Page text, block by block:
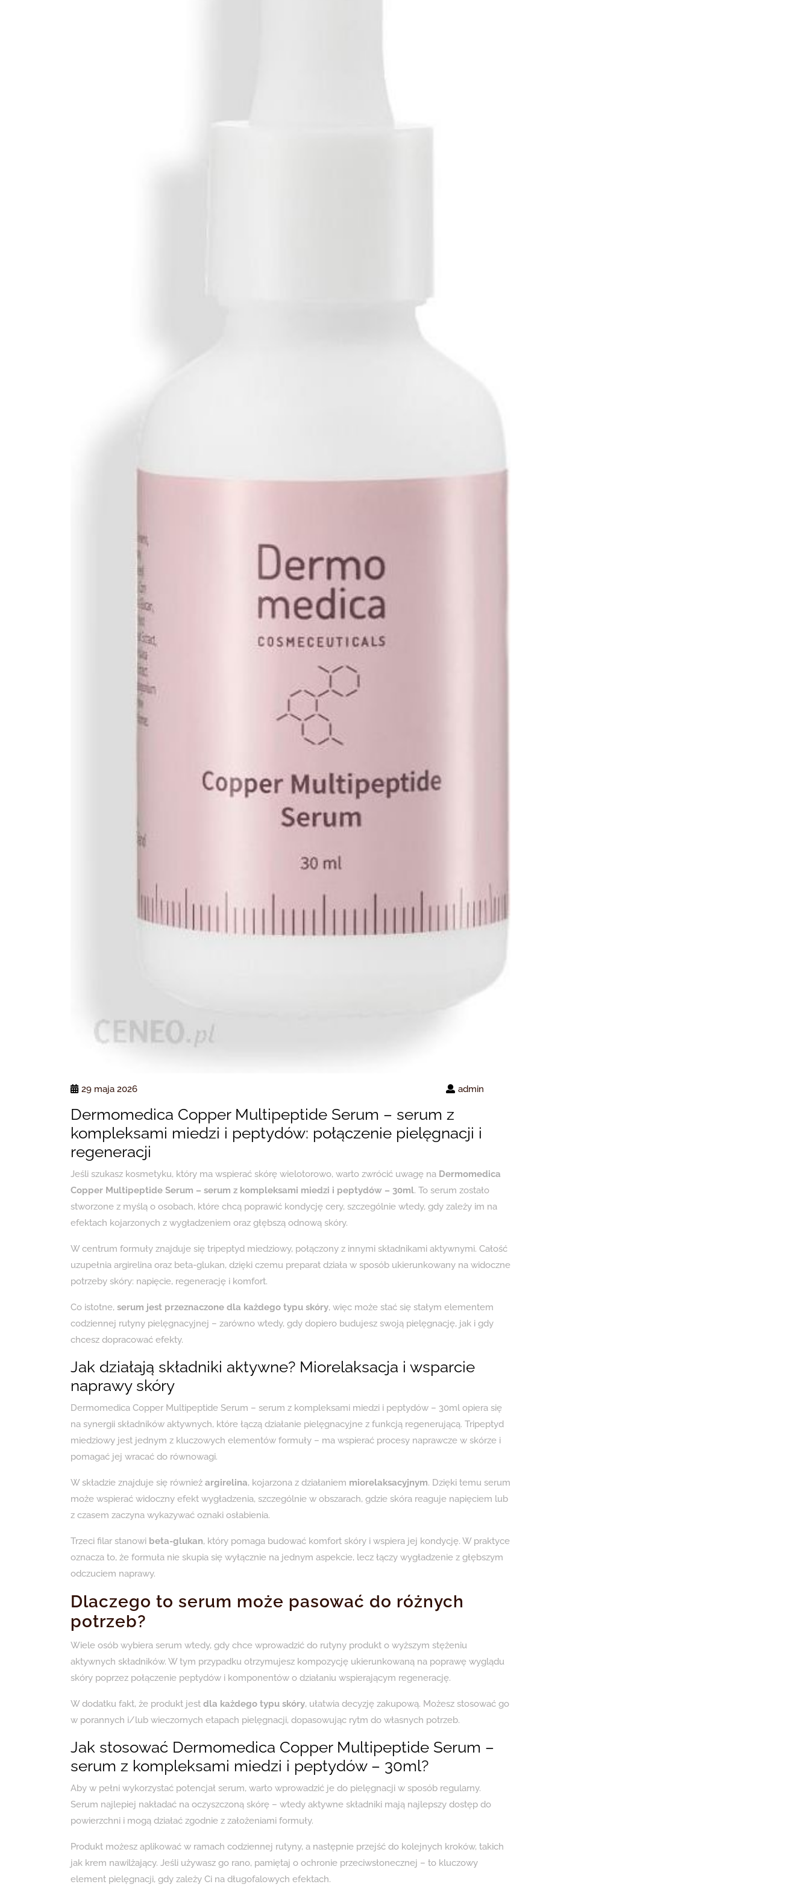
29 maja 2026 admin
Dermomedica Copper Multipeptide Serum – serum z
kompleksami miedzi i peptydów: połączenie pielęgnacji i
regeneracji
Jeśli szukasz kosmetyku, który ma wspierać skórę wielotorowo, warto zwrócić uwagę na Dermomedica
Copper Multipeptide Serum – serum z kompleksami miedzi i peptydów – 30ml. To serum zostało
stworzone z myślą o osobach, które chcą poprawić kondycję cery, szczególnie wtedy, gdy zależy im na
efektach kojarzonych z wygładzeniem oraz głębszą odnową skóry.
W centrum formuły znajduje się tripeptyd miedziowy, połączony z innymi składnikami aktywnymi. Całość
uzupełnia argirelina oraz beta-glukan, dzięki czemu preparat działa w sposób ukierunkowany na widoczne
potrzeby skóry: napięcie, regenerację i komfort.
Co istotne, serum jest przeznaczone dla każdego typu skóry, więc może stać się stałym elementem
codziennej rutyny pielęgnacyjnej – zarówno wtedy, gdy dopiero budujesz swoją pielęgnację, jak i gdy
chcesz dopracować efekty.
Jak działają składniki aktywne? Miorelaksacja i wsparcie
naprawy skóry
Dermomedica Copper Multipeptide Serum – serum z kompleksami miedzi i peptydów – 30ml opiera się
na synergii składników aktywnych, które łączą działanie pielęgnacyjne z funkcją regenerującą. Tripeptyd
miedziowy jest jednym z kluczowych elementów formuły – ma wspierać procesy naprawcze w skórze i
pomagać jej wracać do równowagi.
W składzie znajduje się również argirelina, kojarzona z działaniem miorelaksacyjnym. Dzięki temu serum
może wspierać widoczny efekt wygładzenia, szczególnie w obszarach, gdzie skóra reaguje napięciem lub
z czasem zaczyna wykazywać oznaki osłabienia.
Trzeci filar stanowi beta-glukan, który pomaga budować komfort skóry i wspiera jej kondycję. W praktyce
oznacza to, że formuła nie skupia się wyłącznie na jednym aspekcie, lecz łączy wygładzenie z głębszym
odczuciem naprawy.
Dlaczego to serum może pasować do różnych
potrzeb?
Wiele osób wybiera serum wtedy, gdy chce wprowadzić do rutyny produkt o wyższym stężeniu
aktywnych składników. W tym przypadku otrzymujesz kompozycję ukierunkowaną na poprawę wyglądu
skóry poprzez połączenie peptydów i komponentów o działaniu wspierającym regenerację.
W dodatku fakt, że produkt jest dla każdego typu skóry, ułatwia decyzję zakupową. Możesz stosować go
w porannych i/lub wieczornych etapach pielęgnacji, dopasowując rytm do własnych potrzeb.
Jak stosować Dermomedica Copper Multipeptide Serum –
serum z kompleksami miedzi i peptydów – 30ml?
Aby w pełni wykorzystać potencjał serum, warto wprowadzić je do pielęgnacji w sposób regularny.
Serum najlepiej nakładać na oczyszczoną skórę – wtedy aktywne składniki mają najlepszy dostęp do
powierzchni i mogą działać zgodnie z założeniami formuły.
Produkt możesz aplikować w ramach codziennej rutyny, a następnie przejść do kolejnych kroków, takich
jak krem nawilżający. Jeśli używasz go rano, pamiętaj o ochronie przeciwsłonecznej – to kluczowy
element pielęgnacji, gdy zależy Ci na długofalowych efektach.